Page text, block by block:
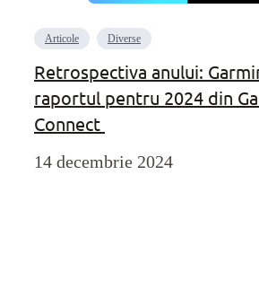
Articole Diverse
Retrospectiva anului:
raportul pentru 2024 din
Connect
14 decembrie 2024